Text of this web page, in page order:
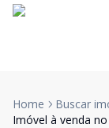
Home
Buscar
Imóvel à venda